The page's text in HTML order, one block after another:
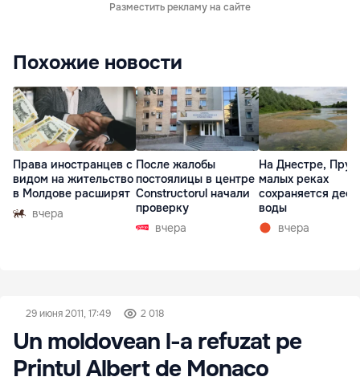
Разместить рекламу на сайте
Похожие новости
Права иностранцев с
видом на жительство
в Молдове расширят
вчера
После жалобы
постоялицы в центре
Constructorul начали
проверку
вчера
На Днестре,
малых реках
сохраняется
воды
вчера
29 июня 2011, 17:49 2 018
Un moldovean l-a refuzat pe
Printul Albert de Monaco